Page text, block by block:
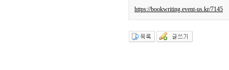
https://bookwriting.event-us.kr/7145